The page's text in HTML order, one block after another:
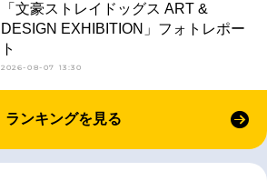
「文豪ストレイドッグス ART &
DESIGN EXHIBITION」フォトレポー
ト
2026-08-07 13:30
ランキングを見る